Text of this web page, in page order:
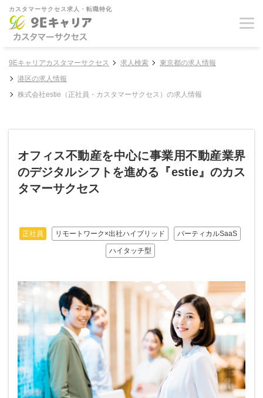
カスタマーサクセス求人・転職特化
9Eキャリアカスタマーサクセス 求人検索
東京都の求人情報
港区の求人情報
株式会社estie（正社員・カスタマーサクセス）の求人情報
オフィス不動産を中心に事業用不動産業界
のデジタルシフトを進める『estie』のカス
タマーサクセス
正社員 リモートワーク×出社ハイブリッド バーティカルSaaS
ハイタッチ型